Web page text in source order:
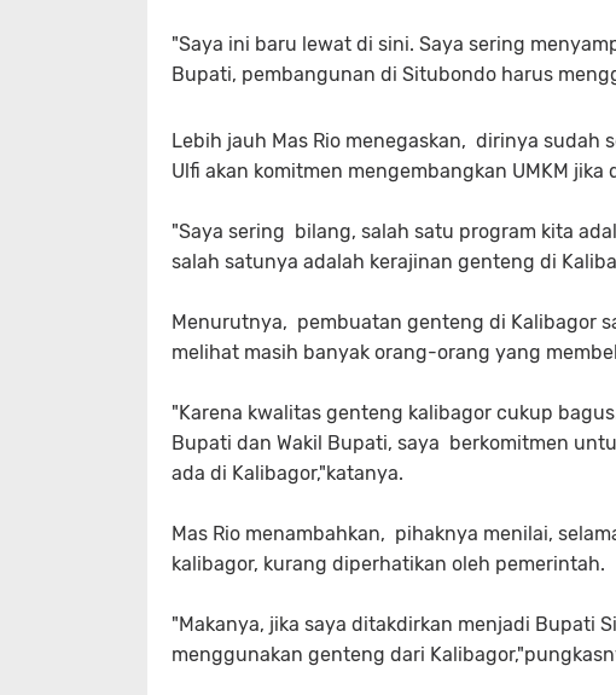
"Saya ini baru lewat di sini. Saya sering
Bupati, pembangunan di Situbondo harus
Lebih jauh Mas Rio menegaskan, dirinya sudah
Ulfi akan komitmen mengembangkan UMKM
"Saya sering bilang, salah satu program kita
salah satunya adalah kerajinan genteng di
Menurutnya, pembuatan genteng di Kalibagor
melihat masih banyak orang-orang yang
"Karena kwalitas genteng kalibagor cukup
Bupati dan Wakil Bupati, saya berkomitmen
ada di Kalibagor,"katanya.
Mas Rio menambahkan, pihaknya menilai,
kalibagor, kurang diperhatikan oleh pemerintah.
"Makanya, jika saya ditakdirkan menjadi Bupati
menggunakan genteng dari